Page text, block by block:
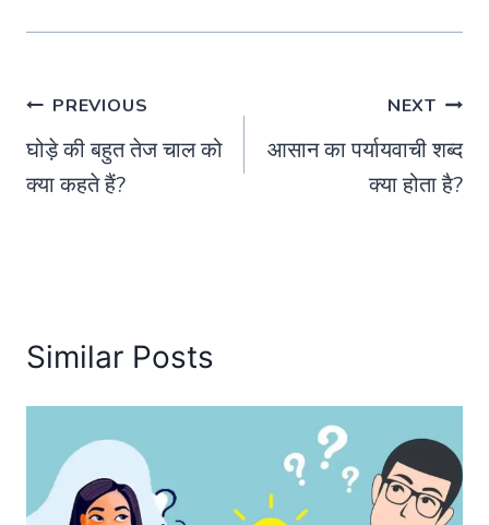
Post
navigation
PREVIOUS
घोड़े की बहुत तेज चाल को
क्या कहते हैं?
NEXT
आसान का पर्यायवाची शब्द
क्या होता है?
Similar Posts